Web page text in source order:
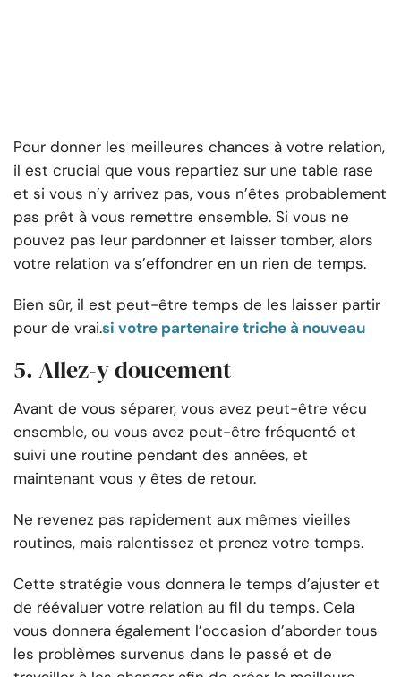
Pour donner les meilleures chances à votre relation,
il est crucial que vous repartiez sur une table rase
et si vous n’y arrivez pas, vous n’êtes probablement
pas prêt à vous remettre ensemble. Si vous ne
pouvez pas leur pardonner et laisser tomber, alors
votre relation va s’effondrer en un rien de temps.
Bien sûr, il est peut-être temps de les laisser partir
pour de vrai.si votre partenaire triche à nouveau
5. Allez-y doucement
Avant de vous séparer, vous avez peut-être vécu
ensemble, ou vous avez peut-être fréquenté et
suivi une routine pendant des années, et
maintenant vous y êtes de retour.
Ne revenez pas rapidement aux mêmes vieilles
routines, mais ralentissez et prenez votre temps.
Cette stratégie vous donnera le temps d’ajuster et
de réévaluer votre relation au fil du temps. Cela
vous donnera également l’occasion d’aborder tous
les problèmes survenus dans le passé et de